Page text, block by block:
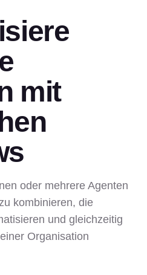
mit
oder mehrere Agenten
kombinieren, die
und gleichzeitig
Organisation